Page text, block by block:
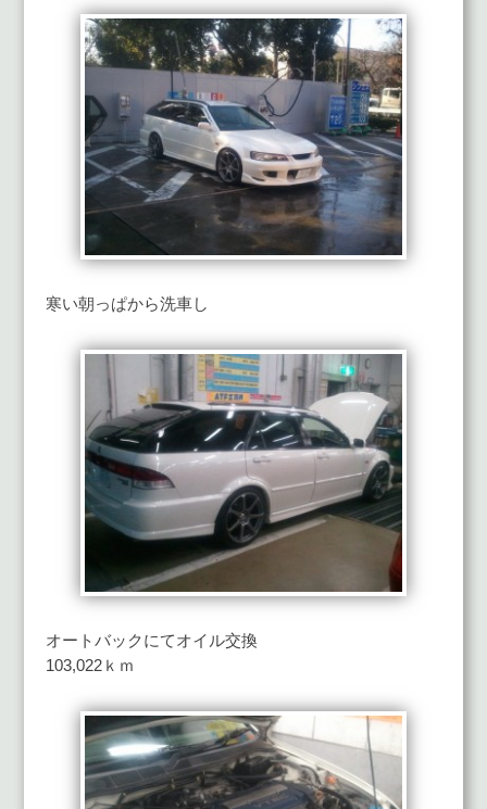
寒い朝っぱから洗車し
オートバックにてオイル交換
103,022ｋｍ